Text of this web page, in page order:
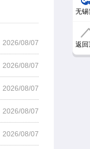
2026/08/07
2026/08/07
2026/08/07
2026/08/07
2026/08/07
无锡
返回